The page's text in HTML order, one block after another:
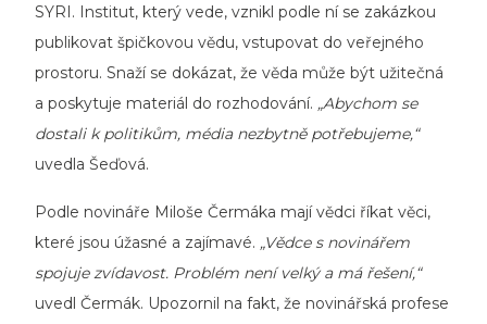
SYRI. Institut, který vede, vznikl podle ní se zakázkou
publikovat špičkovou vědu, vstupovat do veřejného
prostoru. Snaží se dokázat, že věda může být užitečná
a poskytuje materiál do rozhodování. „Abychom se
dostali k politikům, média nezbytně potřebujeme,“
uvedla Šeďová.
Podle novináře Miloše Čermáka mají vědci říkat věci,
které jsou úžasné a zajímavé. „Vědce s novinářem
spojuje zvídavost. Problém není velký a má řešení,“
uvedl Čermák. Upozornil na fakt, že novinářská profese